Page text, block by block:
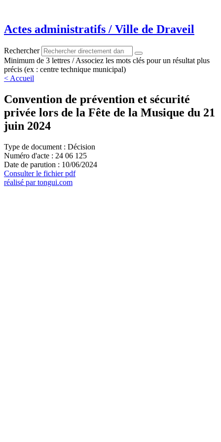
contenu
Actes administratifs / Ville de Draveil
Rechercher
Minimum de 3 lettres / Associez les mots clés pour un résultat plus
précis (ex : centre technique municipal)
< Accueil
Convention de prévention et sécurité
privée lors de la Fête de la Musique du 21
juin 2024
Type de document : Décision
Numéro d'acte : 24 06 125
Date de parution : 10/06/2024
Consulter le fichier pdf
réalisé par tongui.com